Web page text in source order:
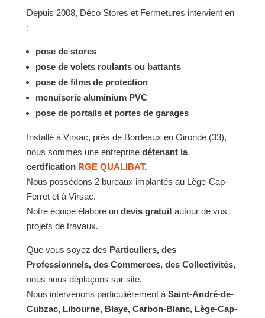
Depuis 2008, Déco Stores et Fermetures intervient en
:
pose de stores
pose de volets roulants ou battants
pose de films de protection
menuiserie aluminium PVC
pose de portails et portes de garages
Installé à Virsac, près de Bordeaux en Gironde (33),
nous sommes une entreprise détenant la
certification RGE QUALIBAT.
Nous possédons 2 bureaux implantés au Lège-Cap-
Ferret et à Virsac.
Notre équipe élabore un devis gratuitautour de vos
projets de travaux.
Que vous soyez des Particuliers, des
Professionnels, des Commerces, des Collectivités,
nous nous déplaçons sur site.
Nous intervenons particulièrement à Saint-André-de-
Cubzac, Libourne, Blaye, Carbon-Blanc, Lège-Cap-